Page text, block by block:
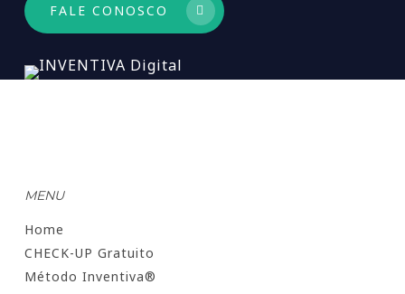
FALE CONOSCO
MENU
Home
CHECK-UP Gratuito
Método Inventiva®